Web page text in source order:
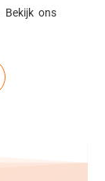
Bekijk ons